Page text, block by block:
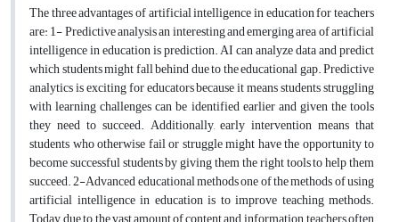
The three advantages of artificial intelligence in education for teachers
are: 1- Predictive analysis an interesting and emerging area of artificial
intelligence in education is prediction. AI can analyze data and predict
which students might fall behind due to the educational gap. Predictive
analytics is exciting for educators because it means students struggling
with learning challenges can be identified earlier and given the tools
they need to succeed. Additionally, early intervention means that
students who otherwise fail or struggle might have the opportunity to
become successful students by giving them the right tools to help them
succeed. 2-Advanced educational methods one of the methods of using
artificial intelligence in education is to improve teaching methods.